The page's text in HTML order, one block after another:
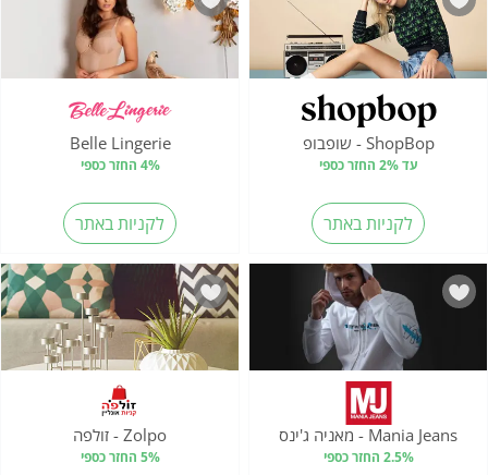
ShopBop - שופבופ
עד 2% החזר כספי
לקניות באתר
Belle Lingerie
4% החזר כספי
לקניות באתר
Mania Jeans - מאניה ג'ינס
2.5% החזר כספי
Zolpo - זולפה
5% החזר כספי